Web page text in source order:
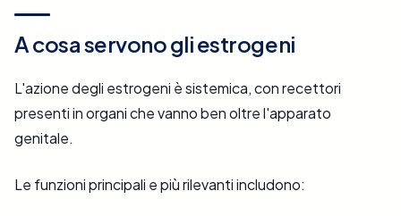
A cosa servono gli estrogeni
L'azione degli estrogeni è sistemica, con recettori
presenti in organi che vanno ben oltre l'apparato
genitale.
Le funzioni principali e più rilevanti includono: